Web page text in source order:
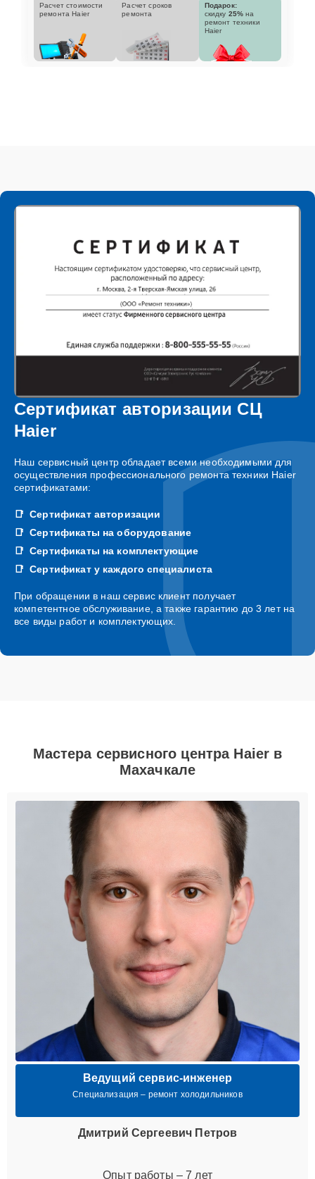
Расчет стоимости
ремонта Haier
Расчет сроков
ремонта
Подарок:
скидку 25% на
ремонт техники
Haier
Сертификат авторизации СЦ
Haier
Наш сервисный центр обладает всеми необходимыми для
осуществления профессионального ремонта техники Haier
сертификатами:
Сертификат авторизации
Сертификаты на оборудование
Сертификаты на комплектующие
Сертификат у каждого специалиста
При обращении в наш сервис клиент получает
компетентное обслуживание, а также гарантию до 3 лет на
все виды работ и комплектующих.
Мастера сервисного центра Haier в
Махачкале
Ведущий сервис-инженер
Специализация – ремонт холодильников
Дмитрий Сергеевич Петров
Опыт работы – 7 лет